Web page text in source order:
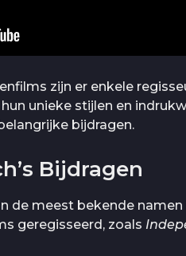
zijn er enkele
unieke stijlen en
bijdragen.
Bijdragen
de meest bekende
geregisseerd, zoals